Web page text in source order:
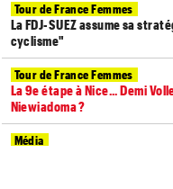
Tour de France Femmes
La FDJ-SUEZ assume sa
cyclisme"
Tour de France Femmes
La 9e étape à Nice... Demi
Niewiadoma ?
Média